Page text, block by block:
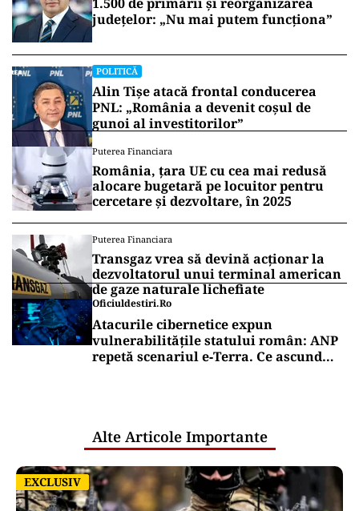
județelor: „Nu mai putem funcționa”
POLITICĂ
Alin Tișe atacă frontal conducerea
PNL: „România a devenit coșul de
gunoi al investitorilor”
Puterea Financiara
România, țara UE cu cea mai redusă
alocare bugetară pe locuitor pentru
cercetare și dezvoltare, în 2025
Puterea Financiara
Transgaz vrea să devină acționar la
dezvoltatorul unui terminal american
de gaze naturale lichefiate
Oficiuldestiri.ro
Atacurile cibernetice expun
vulnerabilitățile statului român: ANP
repetă scenariul e‑Terra. Ce ascund
Alte Articole Importante
EXCLUSIV
EXCLUSIV